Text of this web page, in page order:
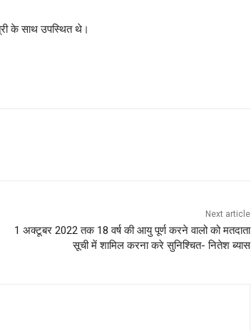
के साथ उपस्थित थे।
Next article
1 अक्टूबर 2022 तक 18 वर्ष की आयु पूर्ण करने वालो को मतदाता
सूची में शामिल करना करे सुनिश्चित- नितेश ब्यास